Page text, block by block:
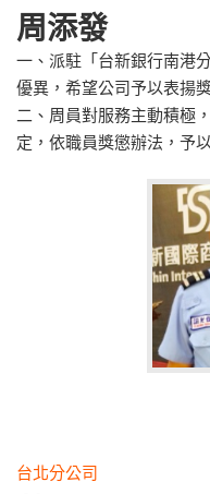
周添發
一、派駐「台新銀行南港
優異，希望公司予以表揚
二、周員對服務主動積極
定，依職員獎懲辦法，予
台北分公司